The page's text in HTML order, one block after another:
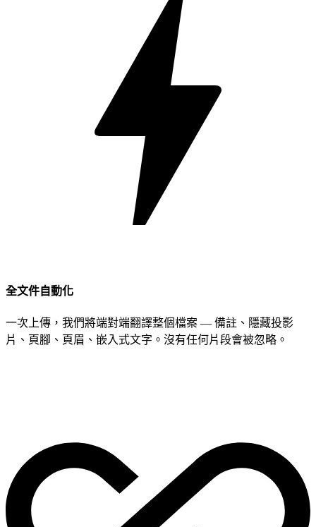
全文件自動化
一次上傳，我們將端對端翻譯整個檔案 — 備註、隱藏投影
片、頁腳、頁眉、嵌入式文字。沒有任何片段會被忽略。